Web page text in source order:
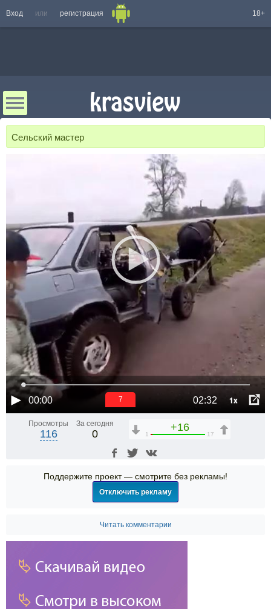
Вход или регистрация 18+
Сельский мастер
00:00 02:32 1x
6
Просмотры
116
За сегодня
0
+16
1 17
Поддержите проект — смотрите без рекламы!
Отключить рекламу
Читать комментарии